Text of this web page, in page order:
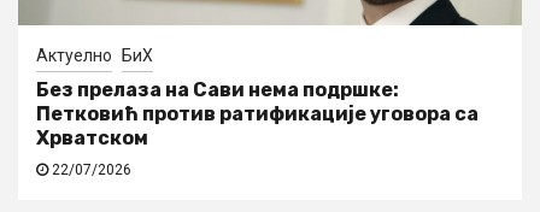
Актуелно БиХ
Без прелаза на Сави нема подршке:
Петковић против ратификације уговора са
Хрватском
22/07/2026